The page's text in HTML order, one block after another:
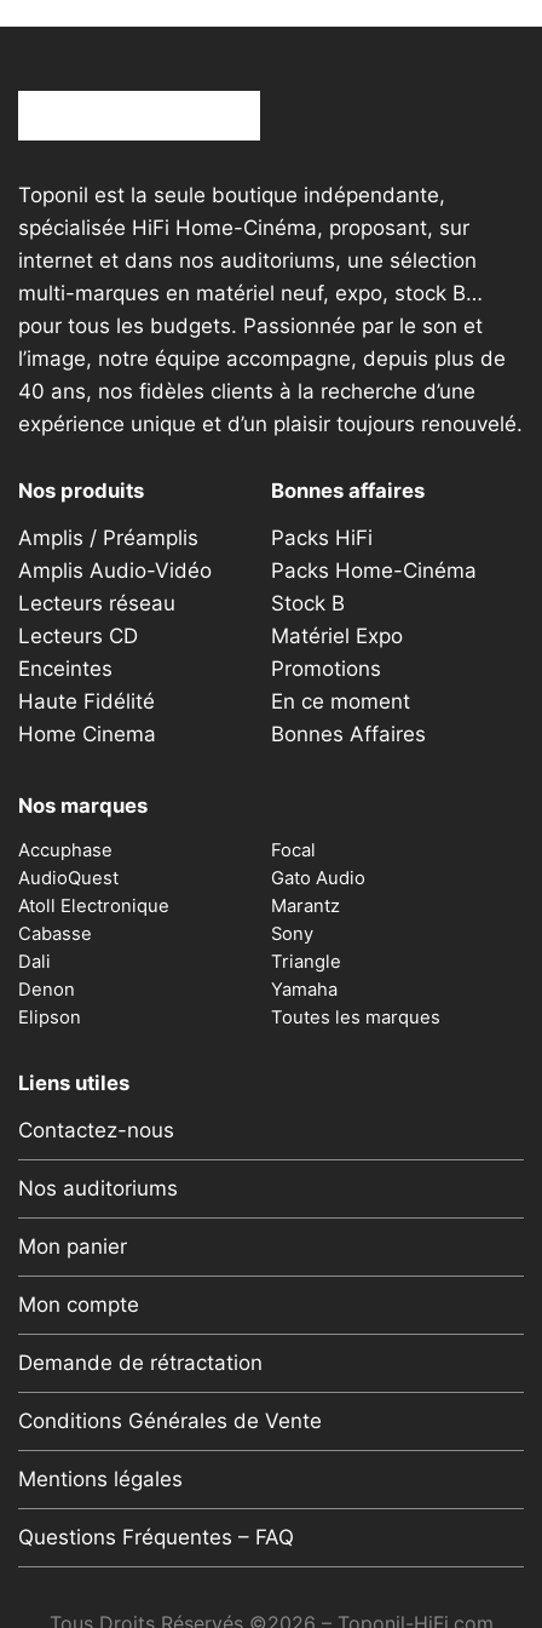
Toponil est la seule boutique indépendante,
spécialisée HiFi Home-Cinéma, proposant, sur
internet et dans nos auditoriums, une sélection
multi-marques en matériel neuf, expo, stock B…
pour tous les budgets. Passionnée par le son et
l’image, notre équipe accompagne, depuis plus de
40 ans, nos fidèles clients à la recherche d’une
expérience unique et d’un plaisir toujours renouvelé.
Nos produits
Amplis / Préamplis
Amplis Audio-Vidéo
Lecteurs réseau
Lecteurs CD
Enceintes
Haute Fidélité
Home Cinema
Bonnes affaires
Packs HiFi
Packs Home-Cinéma
Stock B
Matériel Expo
Promotions
En ce moment
Bonnes Affaires
Nos marques
Accuphase
AudioQuest
Atoll Electronique
Cabasse
Dali
Denon
Elipson
Focal
Gato Audio
Marantz
Sony
Triangle
Yamaha
Toutes les marques
Liens utiles
Contactez-nous
Nos auditoriums
Mon panier
Mon compte
Demande de rétractation
Conditions Générales de Vente
Mentions légales
Questions Fréquentes – FAQ